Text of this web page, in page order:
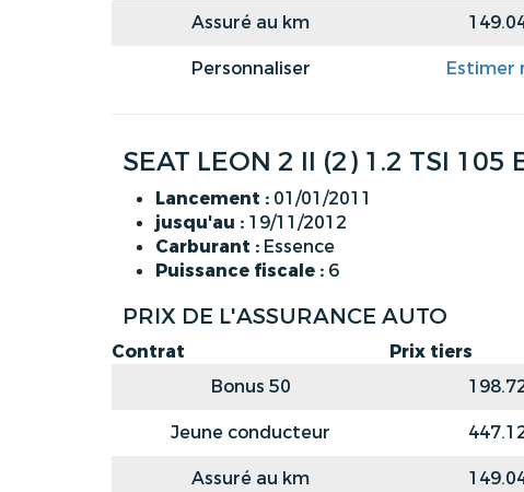
Assuré au km
Personnaliser
Estimer
SEAT LEON 2 II (2) 1.2 TSI 105
Lancement : 01/01/2011
jusqu'au : 19/11/2012
Carburant : Essence
Puissance fiscale : 6
PRIX DE L'ASSURANCE AUTO
Contrat Prix tiers
Bonus 50
Jeune conducteur
Assuré au km